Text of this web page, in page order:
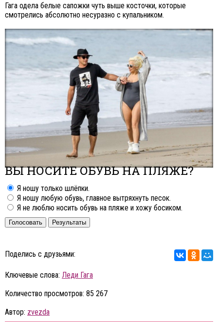
Гага одела белые сапожки чуть выше косточки, которые
смотрелись абсолютно несуразно с купальником.
ВЫ НОСИТЕ ОБУВЬ НА ПЛЯЖЕ?
Я ношу только шлёпки.
Я ношу любую обувь, главное вытряхнуть песок.
Я не люблю носить обувь на пляже и хожу босиком.
Голосовать Результаты
Поделись с друзьями:
Ключевые слова: Леди Гага
Количество просмотров: 85 267
Автор: zvezda